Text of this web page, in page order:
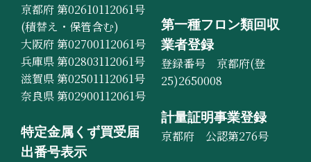
京都府 第02610112061号
(積替え・保管含む)
大阪府 第02700112061号
兵庫県 第02803112061号
滋賀県 第02501112061号
奈良県 第02900112061号
特定金属くず買受届
出番号表示
第一種フロン類回収
業者登録
登録番号 京都府(登
25)2650008
計量証明事業登録
京都府 公認第276号